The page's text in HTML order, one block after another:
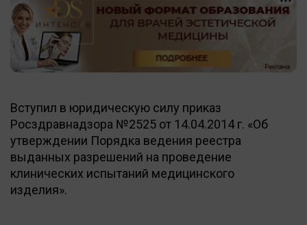
Вступил в юридическую силу приказ
Росздравнадзора №2525 от 14.04.2014 г. «Об
утверждении Порядка ведения реестра
выданных разрешений на проведение
клинических испытаний медицинского
изделия».